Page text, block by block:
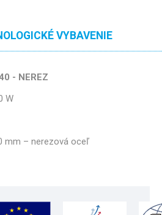
VYBAVENIE
- NEREZ
W
mm – nerezová oceľ